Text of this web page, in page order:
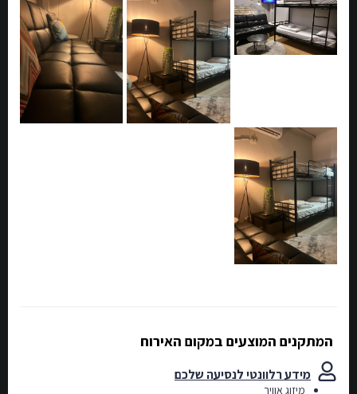
המתקנים המוצעים במקום האירוח
מידע רלוונטי לנסיעה שלכם
מיזוג אוויר